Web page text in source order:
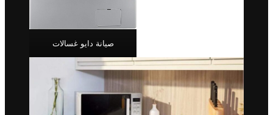
صيانة دايو غسالات